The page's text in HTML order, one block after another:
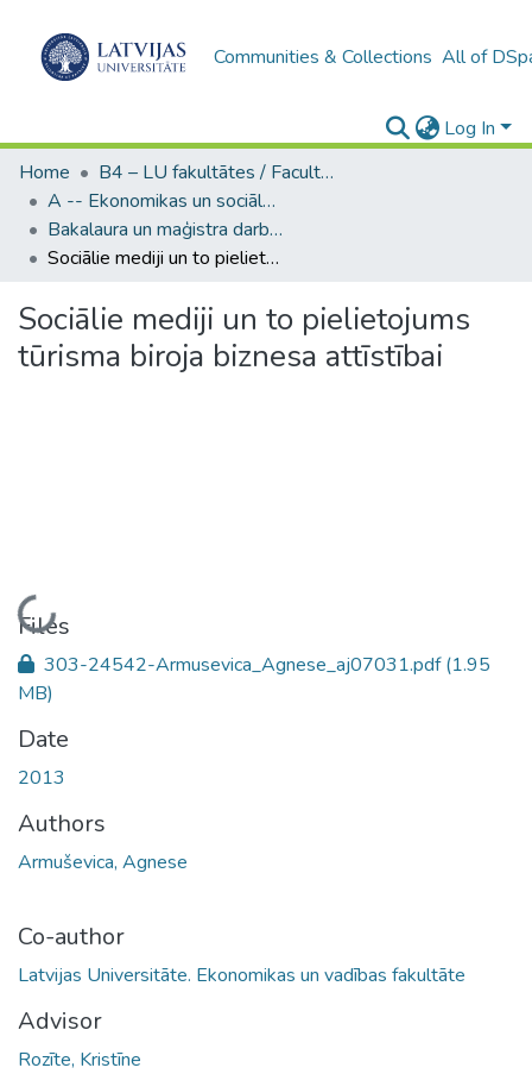
Communities & Collections All of
Log In
Home
B4 – LU fakultātes / Faculties of the UL
A -- Ekonomikas un sociālo zinātņu fakultāte / Faculty of Economics and Social Sciences
Bakalaura un maģistra darbi (ESZF) / Bachelor's and Master's theses
Sociālie mediji un to pielietojums tūrisma biroja biznesa attīstībai
Sociālie mediji un to pielietojums
tūrisma biroja biznesa attīstībai
Loading...
Files
303-24542-Armusevica_Agnese_aj07031.pdf(1.95
MB)
Date
2013
Authors
Armuševica, Agnese
Co-author
Latvijas Universitāte. Ekonomikas un vadības fakultāte
Advisor
Rozīte, Kristīne